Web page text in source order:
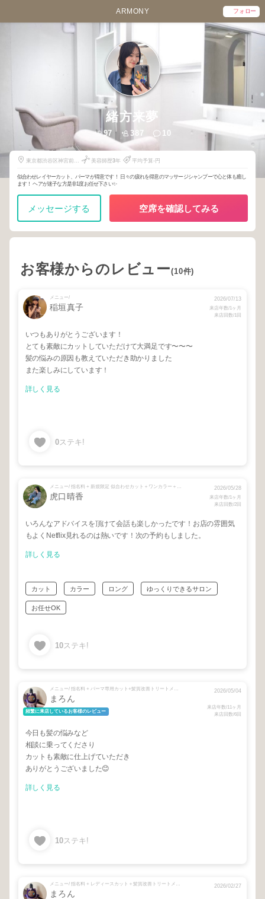
ARMONY フォロー
緒方来夢
97 387 10
東京都渋谷区神宮前6-
美容師歴3年 平均予算-円
似合わせレイヤーカット、パーマが得意です！ 日々の疲れを得意のマッサージシャンプーで心と体も癒し
ます！ ヘアが迷子な方是非1度お任せ下さい✨️
メッセージする 空席を確認してみる
お客様からのレビュー(10件)
メニュー/
稲垣真子
2026/07/13
来店年数/1ヶ月
来店回数/1回
いつもありがとうございます！
とても素敵にカットしていただけて大満足です〜〜〜
髪の悩みの原因も教えていただき助かりました
また楽しみにしています！
詳しく見る
0ステキ!
メニュー/ 指名料 + 新規限定 似合わせカット＋ワンカラー＋髪質改善トリートメント
虎口晴香
2026/05/28
来店年数/1ヶ月
来店回数/2回
いろんなアドバイスを頂けて会話も楽しかったです！お店の雰囲気
もよくNetflix見れるのは熱いです！次の予約もしました。
詳しく見る
カット カラー ロング ゆっくりできるサロン
お任せOK
10ステキ!
メニュー/ 指名料 + パーマ専用カット+髪質改善トリートメント
まろん
頻繁に来店しているお客様のレビュー
2026/05/04
来店年数/11ヶ月
来店回数/6回
今日も髪の悩みなど
相談に乗ってくださり
カットも素敵に仕上げていただき
ありがとうございました😊
詳しく見る
10ステキ!
メニュー/ 指名料 + レディースカット＋髪質改善トリートメント
まろん
2026/02/27